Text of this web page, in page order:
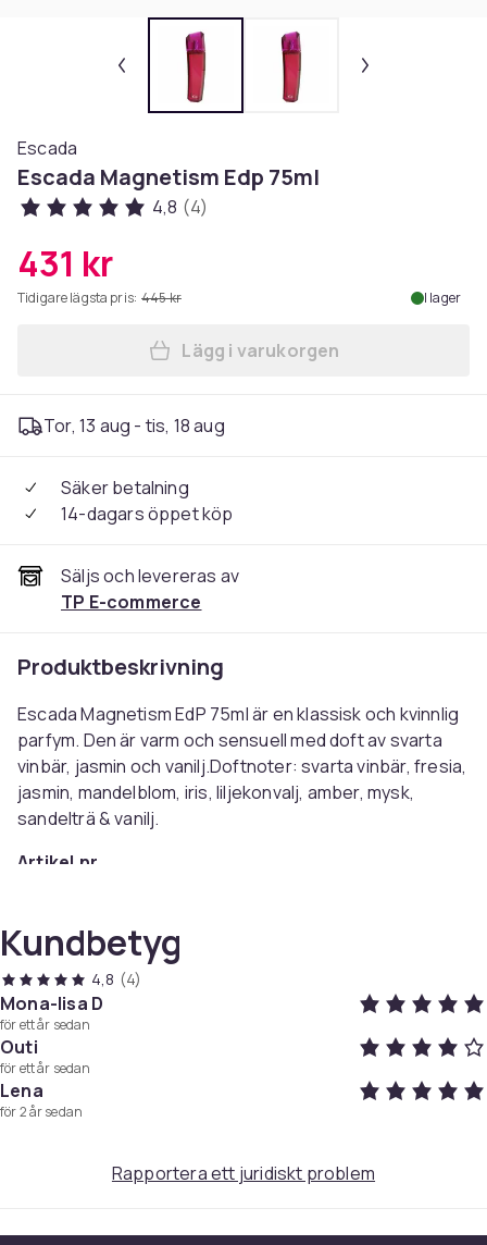
Escada
Escada Magnetism Edp 75ml
4,8 (4)
431 kr
Tidigare lägsta pris: 445 kr I lager
Lägg till Escada Magnetism
Lägg i varukorgen
Tor, 13 aug - tis, 18 aug
Säker betalning
14-dagars öppet köp
Säljs och levereras av
TP E-commerce
Produktbeskrivning
Escada Magnetism EdP 75ml är en klassisk och kvinnlig
parfym. Den är varm och sensuell med doft av svarta
vinbär, jasmin och vanilj.Doftnoter: svarta vinbär, fresia,
jasmin, mandelblom, iris, liljekonvalj, amber, mysk,
sandelträ & vanilj.
Artikel.nr.
Produktsäkerhetsinformation
Kundbetyg
4,8 (4)
Mona-lisa D
för ett år sedan
Outi
för ett år sedan
Lena
för 2 år sedan
Rapportera ett juridiskt problem